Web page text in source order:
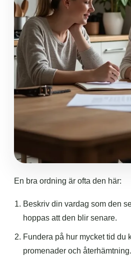
En bra ordning är ofta den här:
Beskriv din vardag som den
hoppas att den blir senare.
Fundera på hur mycket tid du
promenader och återhämtning.